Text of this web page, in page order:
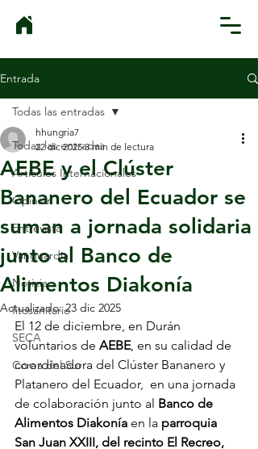
Entrada
Todas las entradas
Artículos Internacionales
Opinión
Entrevista
Vanguardia
Noticia
fitosanitario
SECA
Corea del Sur
Todas las entradas
AEBE y el Clúster
Bananero del Ecuador se
suman a jornada solidaria
junto al Banco de
Alimentos Diakonía
hhungria7
22 dic 2025 3 min de lectura
Actualizado:23 dic 2025
El 12 de diciembre, en Durán
voluntarios de AEBE, en su calidad de
coordinadora del Clúster Bananero y
Platanero del Ecuador,  en una jornada
de colaboración junto al Banco de
Alimentos Diakonía en la parroquia
San Juan XXIII, del recinto El Recreo,